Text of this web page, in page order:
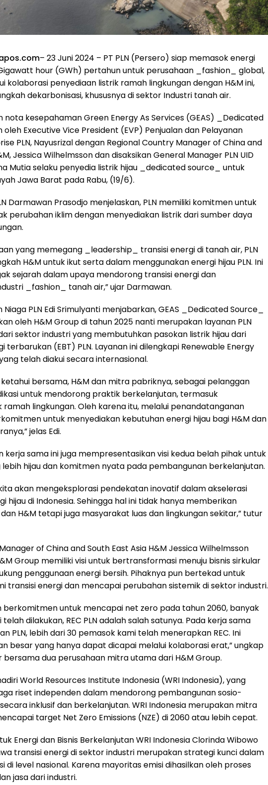
– 23 Juni 2024 – PT PLN (Persero) siap memasok energi
hour (GWh) pertahun untuk perusahaan _fashion_ global,
kolaborasi penyediaan listrik ramah lingkungan dengan H&M ini,
dekarbonisasi, khususnya di sektor Industri tanah air.
nota kesepahaman Green Energy As Services (GEAS) _Dedicated
Executive Vice President (EVP) Penjualan dan Pelayanan
PLN, Nayusrizal dengan Regional Country Manager of China and
Jessica Wilhelmsson dan disaksikan General Manager PLN UID
Mutia selaku penyedia listrik hijau _dedicated source_ untuk
Jawa Barat pada Rabu, (19/6).
Darmawan Prasodjo menjelaskan, PLN memiliki komitmen untuk
perubahan iklim dengan menyediakan listrik dari sumber daya
yang memegang _leadership_ transisi energi di tanah air, PLN
H&M untuk ikut serta dalam menggunakan energi hijau PLN. Ini
sejarah dalam upaya mendorong transisi energi dan
_fashion_ tanah air,” ujar Darmawan.
PLN Edi Srimulyanti menjabarkan, GEAS _Dedicated Source_
oleh H&M Group di tahun 2025 nanti merupakan layanan PLN
sektor industri yang membutuhkan pasokan listrik hijau dari
terbarukan (EBT) PLN. Layanan ini dilengkapi Renewable Energy
telah diakui secara internasional.
bersama, H&M dan mitra pabriknya, sebagai pelanggan
untuk mendorong praktik berkelanjutan, termasuk
ramah lingkungan. Oleh karena itu, melalui penandatanganan
untuk menyediakan kebutuhan energi hijau bagi H&M dan
jelas Edi.
kerja sama ini juga mempresentasikan visi kedua belah pihak untuk
hijau dan komitmen nyata pada pembangunan berkelanjutan.
akan mengeksplorasi pendekatan inovatif dalam akselerasi
hijau di Indonesia. Sehingga hal ini tidak hanya memberikan
H&M tetapi juga masyarakat luas dan lingkungan sekitar,” tutur
of China and South East Asia H&M Jessica Wilhelmsson
Group memiliki visi untuk bertransformasi menuju bisnis sirkular
penggunaan energi bersih. Pihaknya pun bertekad untuk
transisi energi dan mencapai perubahan sistemik di sektor industri.
berkomitmen untuk mencapai net zero pada tahun 2060, banyak
dilakukan, REC PLN adalah salah satunya. Pada kerja sama
PLN, lebih dari 30 pemasok kami telah menerapkan REC. Ini
besar yang hanya dapat dicapai melalui kolaborasi erat,” ungkap
bersama dua perusahaan mitra utama dari H&M Group.
World Resources Institute Indonesia (WRI Indonesia), yang
riset independen dalam mendorong pembangunan sosio-
inklusif dan berkelanjutan. WRI Indonesia merupakan mitra
target Net Zero Emissions (NZE) di 2060 atau lebih cepat.
Energi dan Bisnis Berkelanjutan WRI Indonesia Clorinda Wibowo
transisi energi di sektor industri merupakan strategi kunci dalam
di level nasional. Karena mayoritas emisi dihasilkan oleh proses
jasa dari industri.